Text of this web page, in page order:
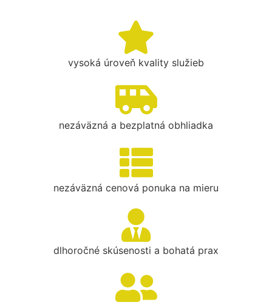
vysoká úroveň kvality služieb
nezáväzná a bezplatná obhliadka
nezáväzná cenová ponuka na mieru
dlhoročné skúsenosti a bohatá prax